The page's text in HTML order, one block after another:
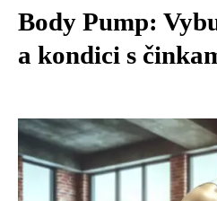
Body Pump:
a kondici s